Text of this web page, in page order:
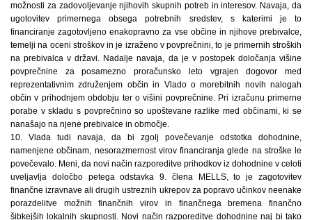
možnosti za zadovoljevanje njihovih skupnih potreb in interesov. Navaja, da
ugotovitev primernega obsega potrebnih sredstev, s katerimi je to
financiranje zagotovljeno enakopravno za vse občine in njihove prebivalce,
temelji na oceni stroškov in je izraženo v povprečnini, to je primernih stroških
na prebivalca v državi. Nadalje navaja, da je v postopek določanja višine
povprečnine za posamezno proračunsko leto vgrajen dogovor med
reprezentativnim združenjem občin in Vlado o morebitnih novih nalogah
občin v prihodnjem obdobju ter o višini povprečnine. Pri izračunu primerne
porabe v skladu s povprečnino so upoštevane razlike med občinami, ki se
nanašajo na njene prebivalce in območje.
10. Vlada tudi navaja, da bi zgolj povečevanje odstotka dohodnine,
namenjene občinam, nesorazmernost virov financiranja glede na stroške le
povečevalo. Meni, da novi način razporeditve prihodkov iz dohodnine v celoti
uveljavlja določbo petega odstavka 9. člena MELLS, to je zagotovitev
finančne izravnave ali drugih ustreznih ukrepov za popravo učinkov neenake
porazdelitve možnih finančnih virov in finančnega bremena finančno
šibkejših lokalnih skupnosti. Novi način razporeditve dohodnine naj bi tako